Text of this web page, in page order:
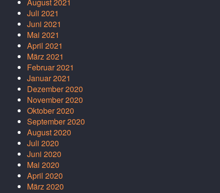
August 2021
Juli 2021
Juni 2021
Mai 2021
April 2021
März 2021
Februar 2021
Januar 2021
Dezember 2020
November 2020
Oktober 2020
September 2020
August 2020
Juli 2020
Juni 2020
Mai 2020
April 2020
März 2020